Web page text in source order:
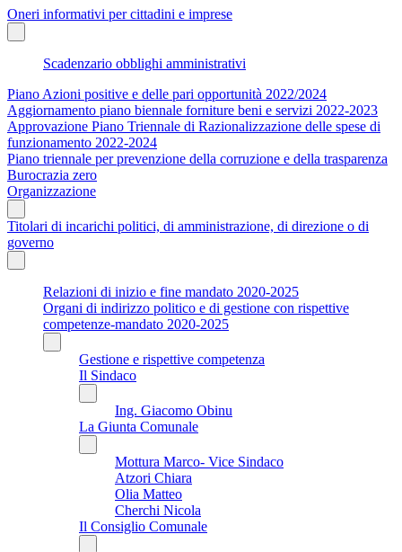
Oneri informativi per cittadini e imprese
Scadenzario obblighi amministrativi
Piano Azioni positive e delle pari opportunità 2022/2024
Aggiornamento piano biennale forniture beni e servizi 2022-2023
Approvazione Piano Triennale di Razionalizzazione delle spese di
funzionamento 2022-2024
Piano triennale per prevenzione della corruzione e della trasparenza
Burocrazia zero
Organizzazione
Titolari di incarichi politici, di amministrazione, di direzione o di
governo
Relazioni di inizio e fine mandato 2020-2025
Organi di indirizzo politico e di gestione con rispettive
competenze-mandato 2020-2025
Gestione e rispettive competenza
Il Sindaco
Ing. Giacomo Obinu
La Giunta Comunale
Mottura Marco- Vice Sindaco
Atzori Chiara
Olia Matteo
Cherchi Nicola
Il Consiglio Comunale